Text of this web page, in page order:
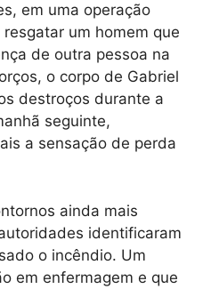
em uma operação
um homem que
de outra pessoa na
o corpo de Gabriel
destroços durante a
seguinte,
a sensação de perda
ainda mais
identificaram
o incêndio. Um
em enfermagem e que